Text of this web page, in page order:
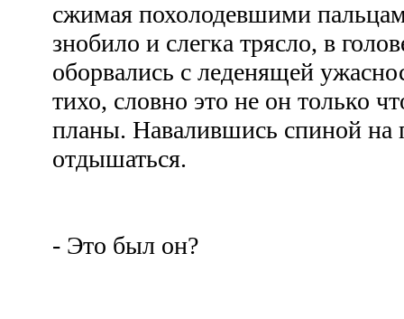
сжимая похолодевшими
знобило и слегка трясло, в
оборвались с леденящей
тихо, словно это не он только
планы. Навалившись спиной на
отдышаться.
- Это был он?